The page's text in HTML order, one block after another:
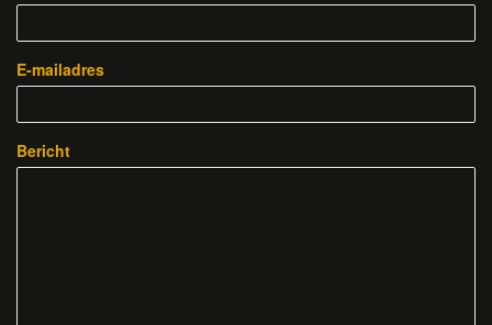
E-mailadres
Bericht